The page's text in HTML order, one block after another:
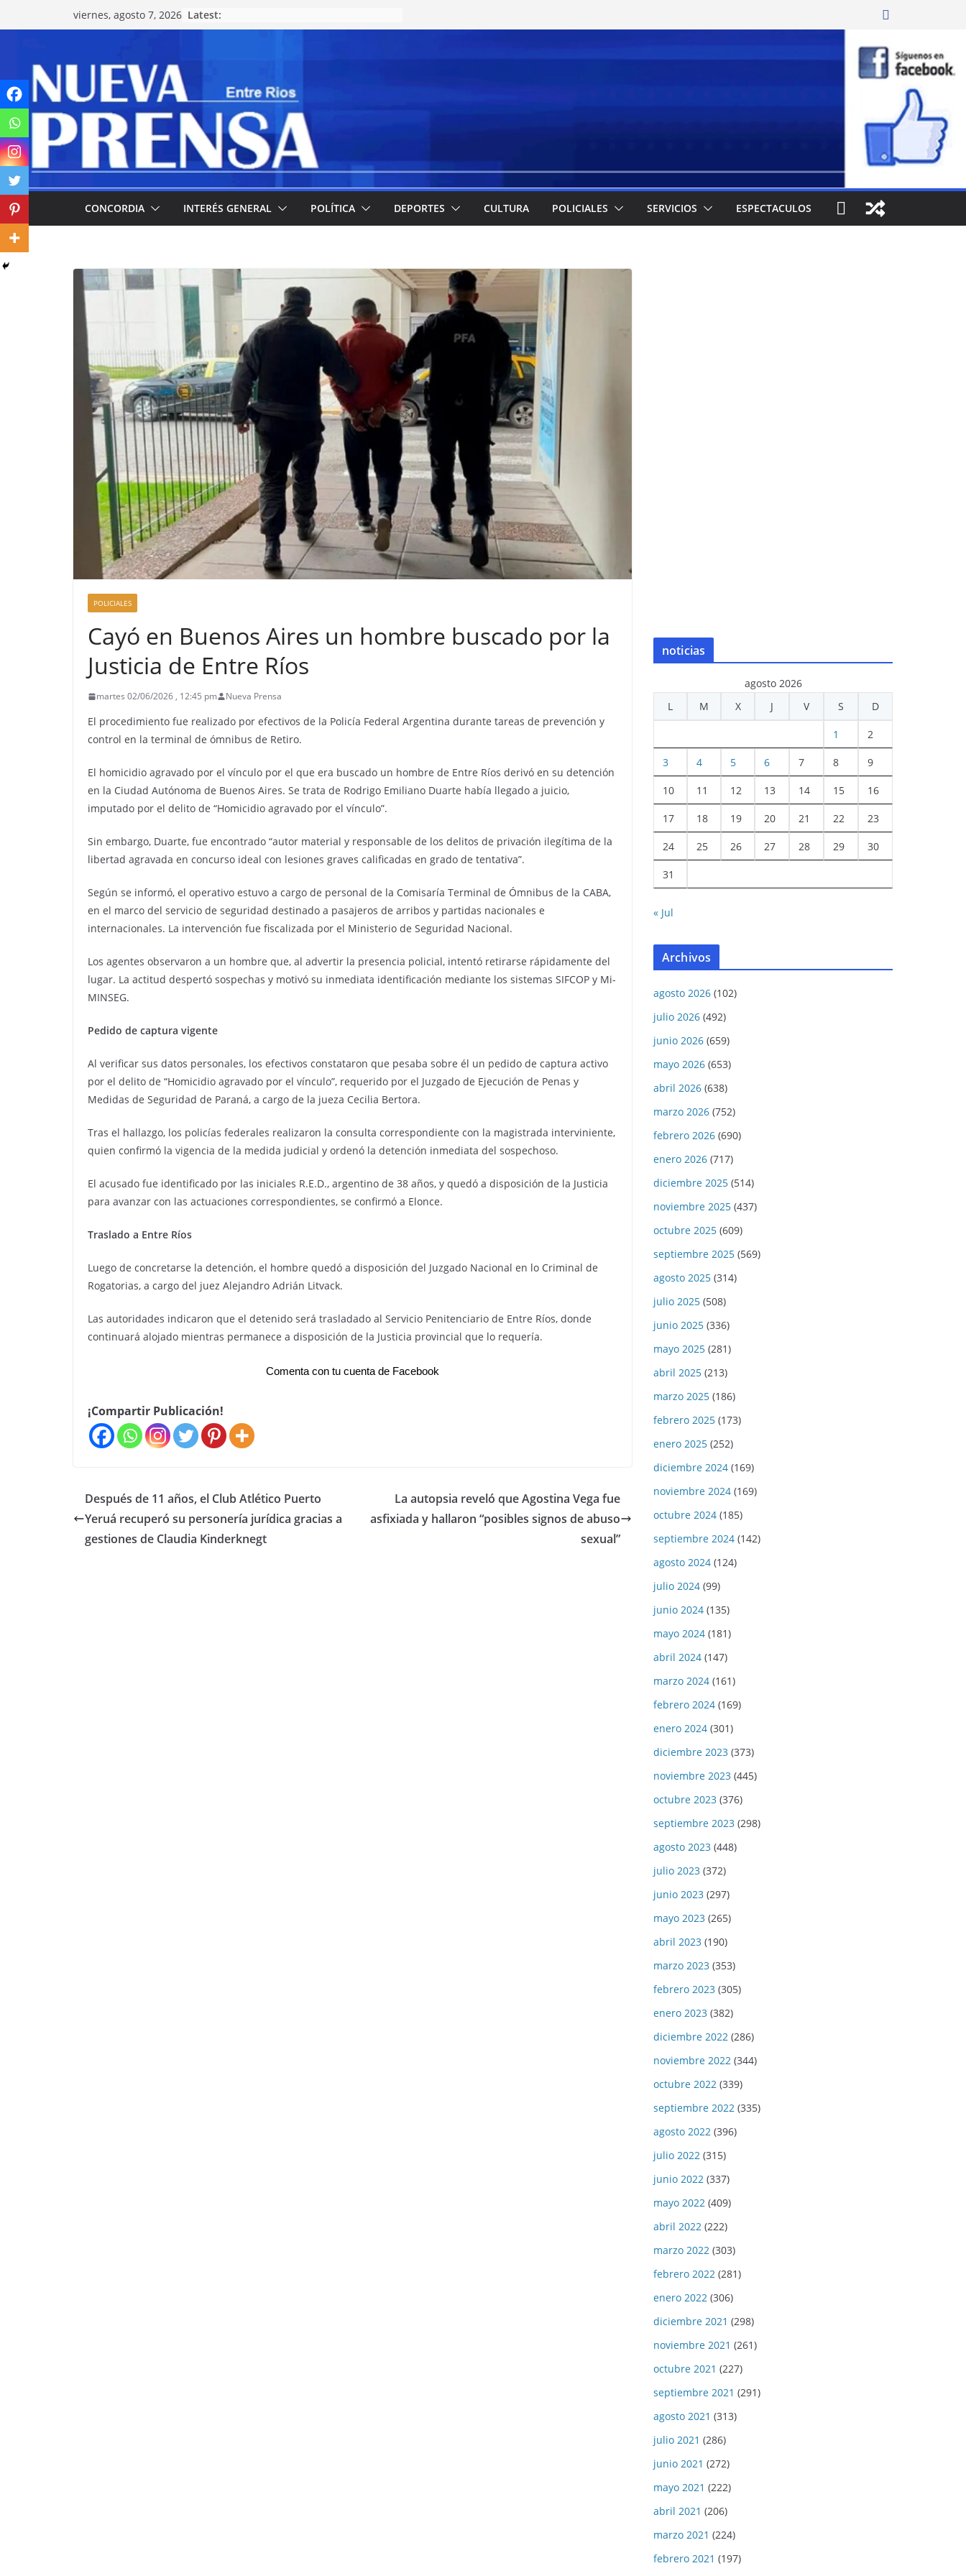
to
viernes, agosto 7, 2026 Latest:
CONCORDIA INTERÉS GENERAL POLÍTICA DEPORTES CULTURA POLICIALES SERVICIOS ESPECTACULOS
POLICIALES
Cayó en Buenos Aires un hombre buscado por la
Justicia de Entre Ríos
martes 02/06/2026 , 12:45 pm Nueva Prensa
El procedimiento fue realizado por efectivos de la Policía Federal Argentina durante tareas de prevención y
control en la terminal de ómnibus de Retiro.
El homicidio agravado por el vínculo por el que era buscado un hombre de Entre Ríos derivó en su detención
en la Ciudad Autónoma de Buenos Aires. Se trata de Rodrigo Emiliano Duarte había llegado a juicio,
imputado por el delito de “Homicidio agravado por el vínculo”.
Sin embargo, Duarte, fue encontrado “autor material y responsable de los delitos de privación ilegítima de la
libertad agravada en concurso ideal con lesiones graves calificadas en grado de tentativa”.
Según se informó, el operativo estuvo a cargo de personal de la Comisaría Terminal de Ómnibus de la CABA,
en el marco del servicio de seguridad destinado a pasajeros de arribos y partidas nacionales e
internacionales. La intervención fue fiscalizada por el Ministerio de Seguridad Nacional.
Los agentes observaron a un hombre que, al advertir la presencia policial, intentó retirarse rápidamente del
lugar. La actitud despertó sospechas y motivó su inmediata identificación mediante los sistemas SIFCOP y Mi-
MINSEG.
Pedido de captura vigente
Al verificar sus datos personales, los efectivos constataron que pesaba sobre él un pedido de captura activo
por el delito de “Homicidio agravado por el vínculo”, requerido por el Juzgado de Ejecución de Penas y
Medidas de Seguridad de Paraná, a cargo de la jueza Cecilia Bertora.
Tras el hallazgo, los policías federales realizaron la consulta correspondiente con la magistrada interviniente,
quien confirmó la vigencia de la medida judicial y ordenó la detención inmediata del sospechoso.
El acusado fue identificado por las iniciales R.E.D., argentino de 38 años, y quedó a disposición de la Justicia
para avanzar con las actuaciones correspondientes, se confirmó a Elonce.
Traslado a Entre Ríos
Luego de concretarse la detención, el hombre quedó a disposición del Juzgado Nacional en lo Criminal de
Rogatorias, a cargo del juez Alejandro Adrián Litvack.
Las autoridades indicaron que el detenido será trasladado al Servicio Penitenciario de Entre Ríos, donde
continuará alojado mientras permanece a disposición de la Justicia provincial que lo requería.
Comenta con tu cuenta de Facebook
¡Compartir Publicación!
Después de 11 años, el Club Atlético Puerto
Yeruá recuperó su personería jurídica gracias a
gestiones de Claudia Kinderknegt
La autopsia reveló que Agostina Vega fue
asfixiada y hallaron “posibles signos de abuso
sexual”
noticias
agosto 2026
L
M X J V S D
1 2
3 4 5 6 7 8 9
10 11 12 13 14 15 16
17 18 19 20 21 22 23
24 25 26 27 28 29 30
31
« Jul
Archivos
agosto 2026 (102)
julio 2026 (492)
junio 2026 (659)
mayo 2026 (653)
abril 2026 (638)
marzo 2026 (752)
febrero 2026 (690)
enero 2026 (717)
diciembre 2025 (514)
noviembre 2025 (437)
octubre 2025 (609)
septiembre 2025 (569)
agosto 2025 (314)
julio 2025 (508)
junio 2025 (336)
mayo 2025 (281)
abril 2025 (213)
marzo 2025 (186)
febrero 2025 (173)
enero 2025 (252)
diciembre 2024 (169)
noviembre 2024 (169)
octubre 2024 (185)
septiembre 2024 (142)
agosto 2024 (124)
julio 2024 (99)
junio 2024 (135)
mayo 2024 (181)
abril 2024 (147)
marzo 2024 (161)
febrero 2024 (169)
enero 2024 (301)
diciembre 2023 (373)
noviembre 2023 (445)
octubre 2023 (376)
septiembre 2023 (298)
agosto 2023 (448)
julio 2023 (372)
junio 2023 (297)
mayo 2023 (265)
abril 2023 (190)
marzo 2023 (353)
febrero 2023 (305)
enero 2023 (382)
diciembre 2022 (286)
noviembre 2022 (344)
octubre 2022 (339)
septiembre 2022 (335)
agosto 2022 (396)
julio 2022 (315)
junio 2022 (337)
mayo 2022 (409)
abril 2022 (222)
marzo 2022 (303)
febrero 2022 (281)
enero 2022 (306)
diciembre 2021 (298)
noviembre 2021 (261)
octubre 2021 (227)
septiembre 2021 (291)
agosto 2021 (313)
julio 2021 (286)
junio 2021 (272)
mayo 2021 (222)
abril 2021 (206)
marzo 2021 (224)
febrero 2021 (197)